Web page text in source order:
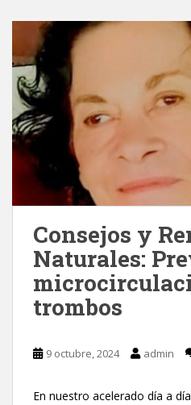
Consejos y
Naturales:
trombos
9 octubre, 2024 admin
En nuestro acelerado día a